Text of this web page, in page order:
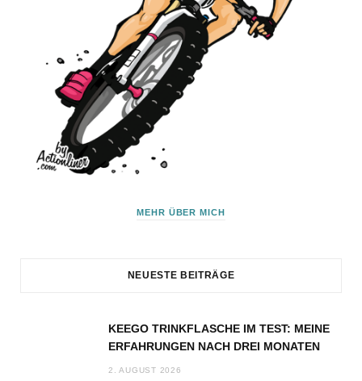
MEHR ÜBER MICH
NEUESTE BEITRÄGE
KEEGO TRINKFLASCHE IM TEST: MEINE
ERFAHRUNGEN NACH DREI MONATEN
2. AUGUST 2026